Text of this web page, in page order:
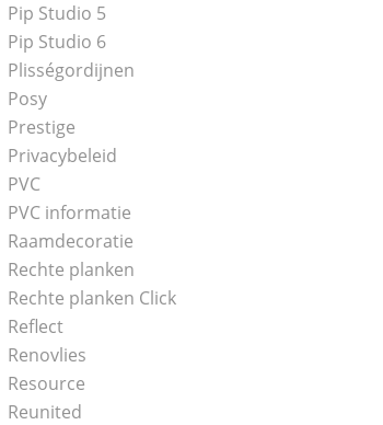
Pip Studio 5
Pip Studio 6
Plisségordijnen
Posy
Prestige
Privacybeleid
PVC
PVC informatie
Raamdecoratie
Rechte planken
Rechte planken Click
Reflect
Renovlies
Resource
Reunited